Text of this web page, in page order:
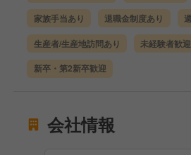
家族手当あり 退職金制度あり
生産者/生産地訪問あり 未経験者歓迎
新卒・第2新卒歓迎
会社情報